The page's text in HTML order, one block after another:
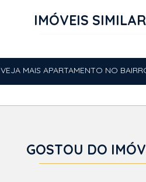
IMÓVEIS
VEJA MAIS APARTAMENTO NO
GOSTOU DO